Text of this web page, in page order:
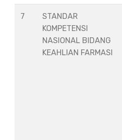
7
STANDAR
KOMPETENSI
NASIONAL BIDANG
KEAHLIAN FARMASI